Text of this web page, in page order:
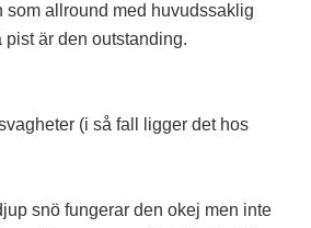
som allround med huvudssaklig
pist är den outstanding.
(i så fall ligger det hos
snö fungerar den okej men inte